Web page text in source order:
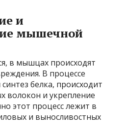
и
мышечной
в мышцах происходят
В процессе
белка, происходит
волокон и укрепление
этот процесс лежит в
и выносливостных